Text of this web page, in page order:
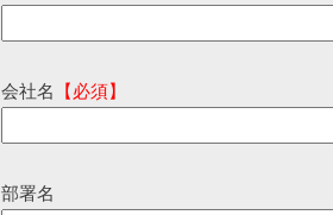
会社名 【必須】
部署名